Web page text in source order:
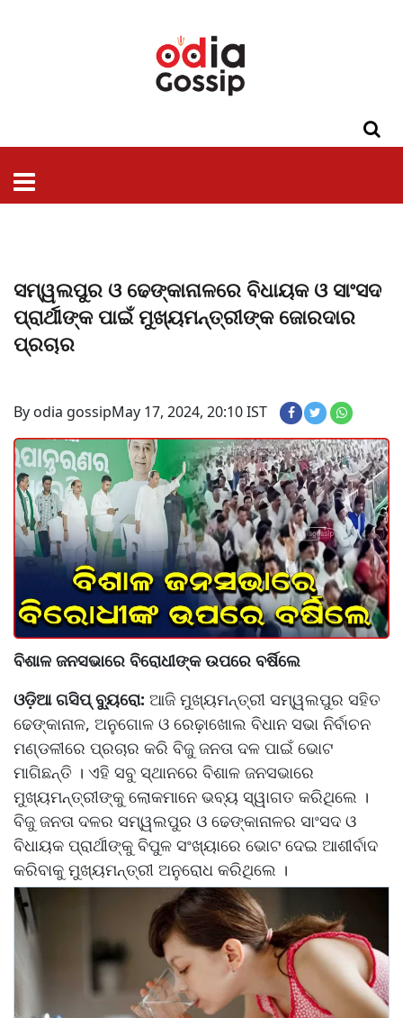
ସମ୍ୱଲପୁର ଓ ଢେଙ୍କାନାଳରେ ବିଧାୟକ ଓ ସାଂସଦ
ପ୍ରାର୍ଥୀଙ୍କ ପାଇଁ ମୁଖ୍ୟମନ୍ତ୍ରୀଙ୍କ ଜୋରଦାର
ପ୍ରଚାର
By odia gossipMay 17, 2024, 20:10 IST
ବିଶାଳ ଜନସଭାରେ ବିରୋଧୀଙ୍କ ଉପରେ ବର୍ଷିଲେ
ଓଡ଼ିଆ ଗସିପ୍ ବ୍ୟୁରୋ: ଆଜି ମୁଖ୍ୟମନ୍ତ୍ରୀ ସମ୍ୱଲପୁର ସହିତ
ଢେଙ୍କାନାଳ, ଅନୁଗୋଳ ଓ ରେଢ଼ାଖୋଲ ବିଧାନ ସଭା ନିର୍ବାଚନ
ମଣ୍ଡଳୀରେ ପ୍ରଚାର କରି ବିଜୁ ଜନତା ଦଳ ପାଇଁ ଭୋଟ
ମାଗିଛନ୍ତି । ଏହି ସବୁ ସ୍ଥାନରେ ବିଶାଳ ଜନସଭାରେ
ମୁଖ୍ୟମନ୍ତ୍ରୀଙ୍କୁ ଲୋକମାନେ ଭବ୍ୟ ସ୍ୱାଗତ କରିଥିଲେ ।
ବିଜୁ ଜନତା ଦଳର ସମ୍ୱଲପୁର ଓ ଢେଙ୍କାନାଳର ସାଂସଦ ଓ
ବିଧାୟକ ପ୍ରାର୍ଥୀଙ୍କୁ ବିପୁଳ ସଂଖ୍ୟାରେ ଭୋଟ ଦେଇ ଆଶୀର୍ବାଦ
କରିବାକୁ ମୁଖ୍ୟମନ୍ତ୍ରୀ ଅନୁରୋଧ କରିଥିଲେ ।